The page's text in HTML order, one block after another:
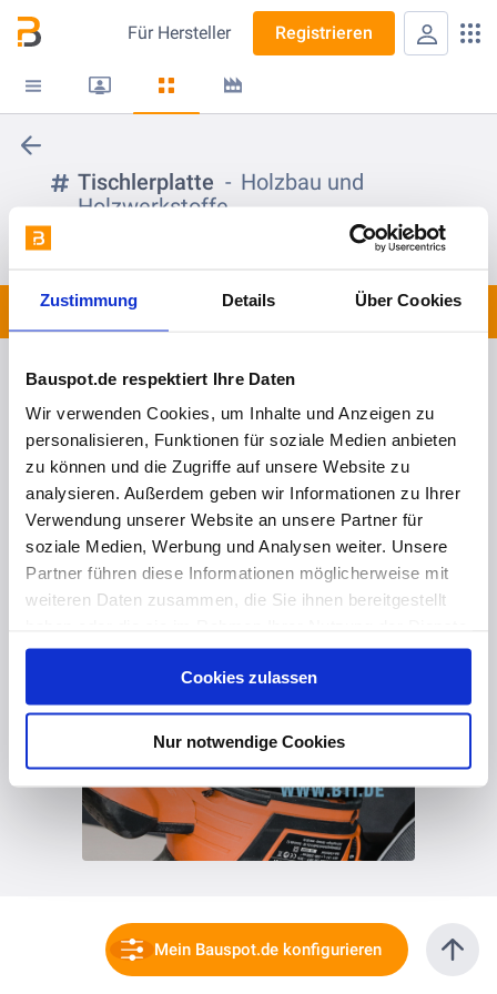
Zustimmung Details Über Cookies
Bauspot.de respektiert Ihre Daten
Wir verwenden Cookies, um Inhalte und Anzeigen zu
personalisieren, Funktionen für soziale Medien anbieten
zu können und die Zugriffe auf unsere Website zu
analysieren. Außerdem geben wir Informationen zu Ihrer
Verwendung unserer Website an unsere Partner für
soziale Medien, Werbung und Analysen weiter. Unsere
Partner führen diese Informationen möglicherweise mit
weiteren Daten zusammen, die Sie ihnen bereitgestellt
gesammelt haben. Hier finden Sie Informationen zum
und unserImpressum.
Cookies zulassen
Nur notwendige Cookies
Für Hersteller Registrieren
Tischlerplatte
Holzbau und
Holzwerkstoffe
Spots 1
BTI by BERNER - NetLine Netzschleifmittel
Mein Bauspot.de konfigurieren